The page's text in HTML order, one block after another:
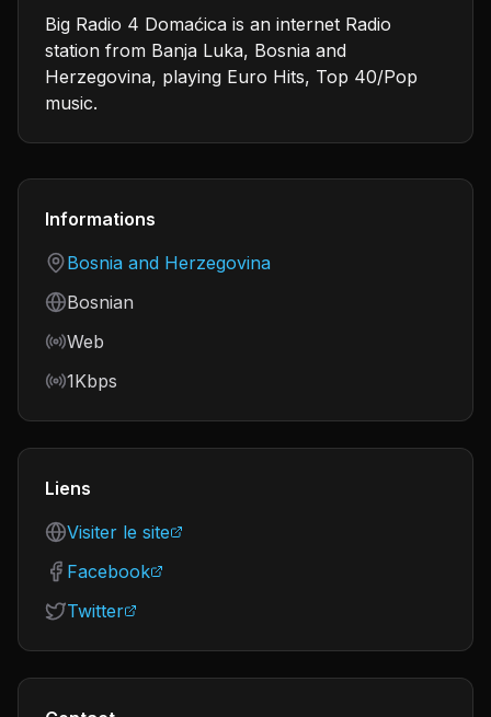
Big Radio 4 Domaćica is an internet Radio
station from Banja Luka, Bosnia and
Herzegovina, playing Euro Hits, Top 40/Pop
music.
Informations
Country
Bosnia and Herzegovina
Language
Bosnian
Frequency
Web
Bitrate
1Kbps
Liens
Visiter le site
Facebook
Twitter